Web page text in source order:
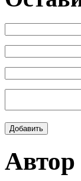
Автор